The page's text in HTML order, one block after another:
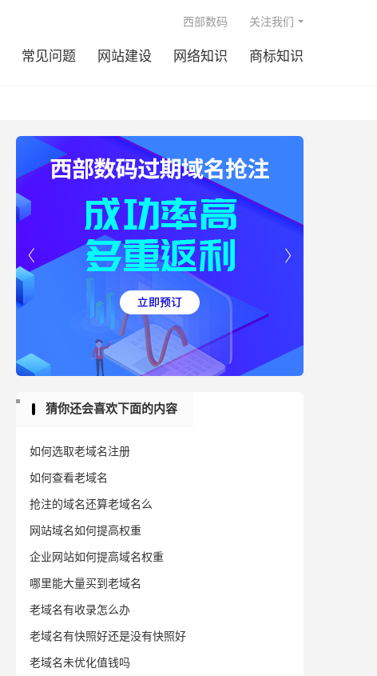
常见问题 网站建设 网络知识 商标知识
西部数码 关注我们


猜你还会喜欢下面的内容
如何选取老域名注册
如何查看老域名
抢注的域名还算老域名么
网站域名如何提高权重
企业网站如何提高域名权重
哪里能大量买到老域名
老域名有收录怎么办
老域名有快照好还是没有快照好
老域名未优化值钱吗